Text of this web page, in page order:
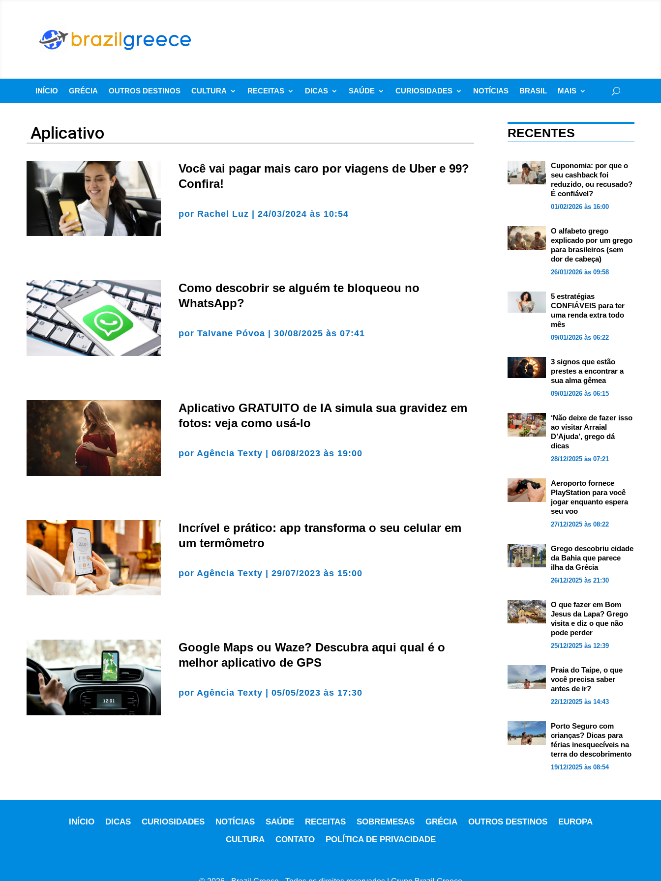
INÍCIO GRÉCIA OUTROS DESTINOS CULTURA RECEITAS DICAS SAÚDE CURIOSIDADES NOTÍCIAS BRASIL MAIS
Aplicativo
Você vai pagar mais caro por viagens de Uber e 99?
Confira!
por Rachel Luz |24/03/2024 às 10:54
Como descobrir se alguém te bloqueou no
WhatsApp?
porTalvane Póvoa |30/08/2025 às 07:41
Aplicativo GRATUITO de IA simula sua gravidez em
fotos: veja como usá-lo
porAgência Texty |06/08/2023 às 19:00
Incrível e prático: app transforma o seu celular em
um termômetro
por Agência Texty |29/07/2023 às 15:00
Google Maps ou Waze? Descubra aqui qual é o
melhor aplicativo de GPS
porAgência Texty |05/05/2023 às 17:30
RECENTES
Cuponomia: por que o
seu cashback foi
reduzido, ou recusado?
É confiável?
01/02/2026 às 16:00
O alfabeto grego
explicado por um grego
para brasileiros (sem
dor de cabeça)
26/01/2026 às 09:58
5 estratégias
CONFIÁVEIS para ter
uma renda extra todo
mês
09/01/2026 às 06:22
3 signos que estão
prestes a encontrar a
sua alma gêmea
09/01/2026 às 06:15
‘Não deixe de fazer isso
ao visitar Arraial
D’Ajuda’, grego dá
dicas
28/12/2025 às 07:21
Aeroporto fornece
PlayStation para você
jogar enquanto espera
seu voo
27/12/2025 às 08:22
Grego descobriu cidade
da Bahia que parece
ilha da Grécia
26/12/2025 às 21:30
O que fazer em Bom
Jesus da Lapa? Grego
visita e diz o que não
pode perder
25/12/2025 às 12:39
Praia do Taípe, o que
você precisa saber
antes de ir?
22/12/2025 às 14:43
Porto Seguro com
crianças? Dicas para
férias inesquecíveis na
terra do descobrimento
19/12/2025 às 08:54
INÍCIO DICAS CURIOSIDADES NOTÍCIAS SAÚDE RECEITAS SOBREMESAS GRÉCIA OUTROS DESTINOS
EUROPA
CULTURA
CONTATO POLÍTICA DE PRIVACIDADE